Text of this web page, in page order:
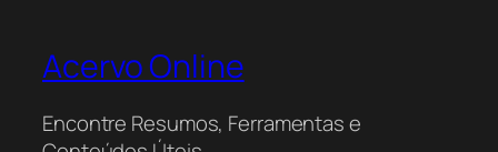
Acervo Online
Encontre Resumos, Ferramentas e